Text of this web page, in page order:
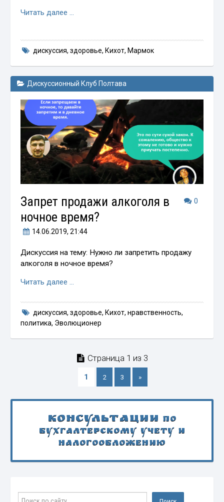
Читать далее …
дискуссия, здоровье, Кихот, Мармок
Дискуссионный Клуб Полтава
0
Запрет продажи алкоголя в
ночное время?
14.06.2019, 21:44
Дискуссия на тему: Нужно ли запретить продажу
алкоголя в ночное время?
Читать далее …
дискуссия, здоровье, Кихот, нравственность,
политика, Эволюционер
Страница 1 из 3
1 2 3 »
Консультации по
бухгалтерскому учету и
налогообложению